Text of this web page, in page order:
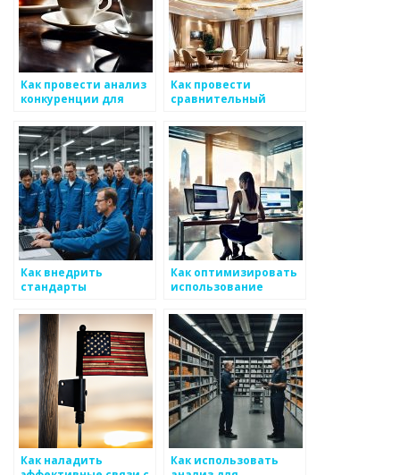
Как провести анализ
конкуренции для
Как провести
сравнительный
производителей
металлоизделий
Как внедрить
стандарты
производственный
процесс
металоизделий
Как оптимизировать
использование
рынке
председательских
металоизделий
Как наладить
Как использовать